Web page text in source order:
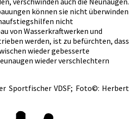
können sie nicht überwinden
nicht
von Wasserkraftwerken und
werden, ist zu befürchten, dass
wieder gebesserte
wieder verschlechtern
Sportfischer VDSF; Foto©: Herbert